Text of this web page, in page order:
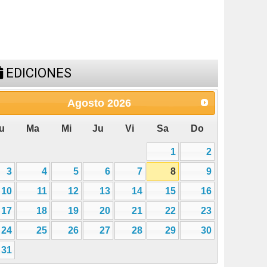
Agosto 2026
Ma Mi Ju Vi Sa Do
1
2
3
4 5 6 7 8
9
10
11 12 13 14 15 16